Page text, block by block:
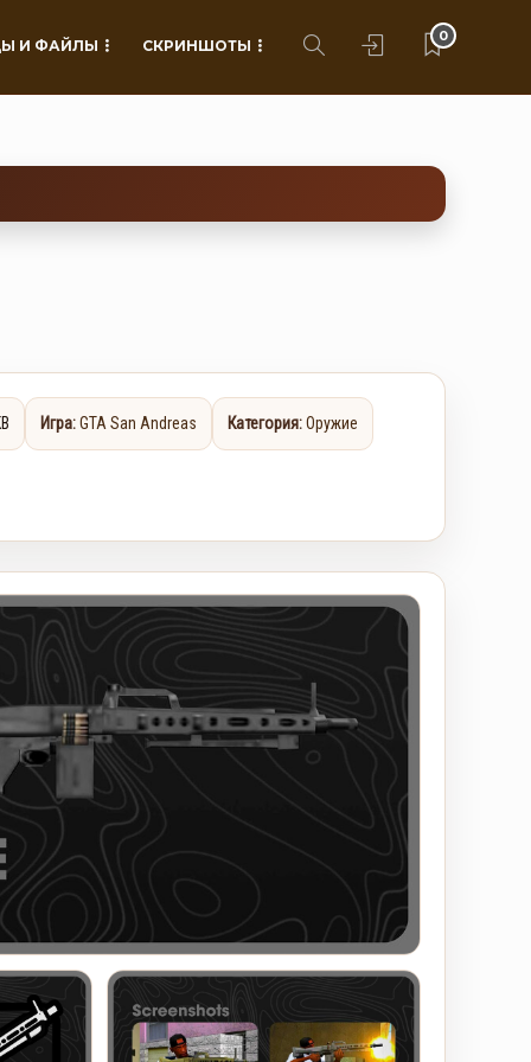
И ФАЙЛЫ СКРИНШОТЫ
0
Игра:GTA San Andreas Категория:Оружие